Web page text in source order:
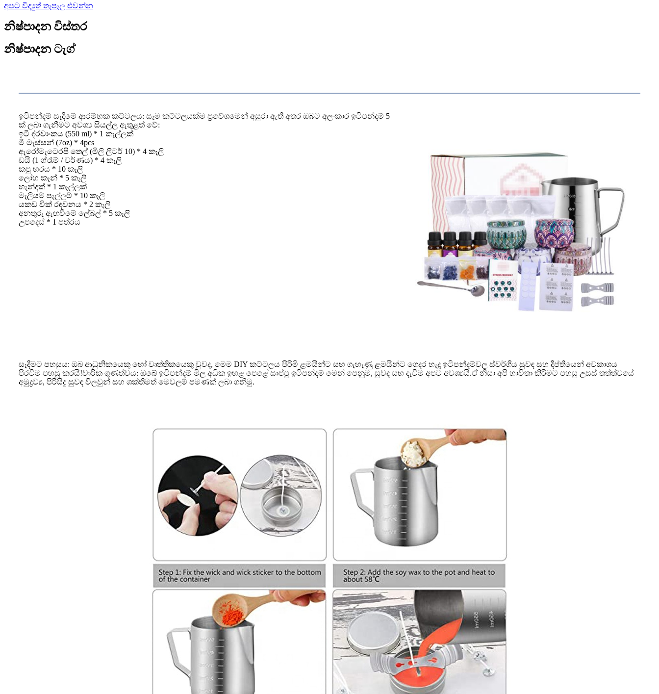
අපට විද්‍යුත් තැපෑල එවන්න
නිෂ්පාදන විස්තර
නිෂ්පාදන ටැග්
ඉටිපන්දම් සෑදීමේ ආරම්භක කට්ටලය: සෑම කට්ටලයක්ම ප්‍රවේශමෙන් අසුරා ඇති අතර ඔබට අලංකාර ඉටිපන්දම් 5
ක් ලබා ගැනීමට අවශ්‍ය සියල්ල ඇතුළත් වේ:
ඉටි ද්රවාංකය (550 ml) * 1 කෑල්ලක්
මී මැස්සන් (7oz) * 4pcs
ඇරෝමැටෙරපි තෙල් (මිලි ලීටර් 10) * 4 කෑලි
ඩයි (1 ග්රෑම් / වර්ණය) * 4 කෑලි
කපු හරය * 10 කෑලි
ලෝහ කෑන් * 5 කෑලි
හැන්දක් * 1 කෑල්ලක්
මැලියම් පැල්ලම් * 10 කෑලි
යකඩ වික් රඳවනය * 2 කෑලි
අනතුරු ඇඟවීමේ ලේබල් * 5 කෑලි
උපදෙස් * 1 පත්රය
සෑදීමට පහසුය: ඔබ ආධුනිකයෙකු හෝ වෘත්තිකයෙකු වුවද, මෙම DIY කට්ටලය පිරිමි ළමයින්ට සහ ගැහැණු ළමයින්ට ගෙදර හැදූ ඉටිපන්දම්වල ස්වර්ගීය සුවඳ සහ දීප්තියෙන් අවකාශය
පිරවීම පහසු කරයි!වාරික ගුණත්වය: ඔබේ ඉටිපන්දම් මිල අධික ඉහළ පෙළේ සාප්පු ඉටිපන්දම් මෙන් පෙනුම, සුවඳ සහ දැවීම අපට අවශ්‍යයි.ඒ නිසා අපි භාවිතා කිරීමට පහසු උසස් තත්ත්වයේ
අමුද්‍රව්‍ය, පිරිසිදු සුවඳ විලවුන් සහ ශක්තිමත් මෙවලම් පමණක් ලබා ගනිමු.